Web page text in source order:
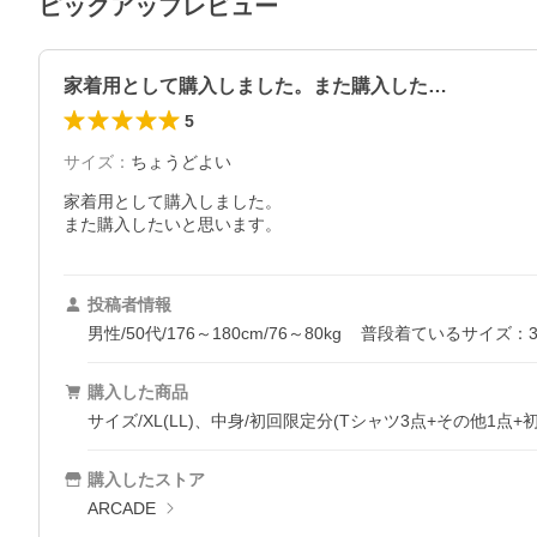
ピックアップレビュー
家着用として購入しました。また購入した…
5
サイズ ： ちょうどよい
家着用として購入しました。
投稿者情報
男性/50代/176～180cm/76～80kg
普段着ているサイズ：
購入した商品
サイズ/XL(LL)、中身/初回限定分(Tシャツ3点+その他1点+
購入したストア
ARCADE